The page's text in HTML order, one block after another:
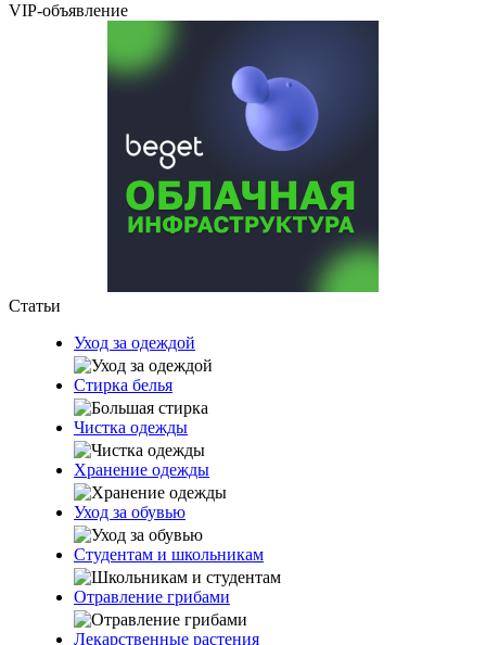
VIP-объявление
Статьи
Уход за одеждой
Стирка белья
Чистка одежды
Хранение одежды
Уход за обувью
Студентам и школьникам
Отравление грибами
Лекарственные растения